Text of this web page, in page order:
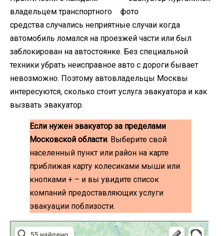
владельцем транспортного
средства случались неприятные случаи когда
автомобиль ломался на проезжей части или был
заблокирован на автостоянке. Без специальной
техники убрать неисправное авто с дороги бывает
невозможно. Поэтому автовладельцы Москвы
интересуются, сколько стоит услуга эвакуатора и как
вызвать эвакуатор.
Если нужен эвакуатор за пределами
Московской области. Выберите свой
населенный пункт или район на карте
приближая карту колесиками мыши или
кнопками + – и вы увидите список
компаний предоставляющих услуги
эвакуации поблизости.
Волоколамск